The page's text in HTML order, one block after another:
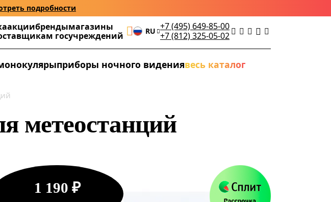
подробности
акциибрендымагазины
госучреждений RU +7 (495) 649-85-00
+7 (812) 325-05-02
приборы ночного видениявесь каталог
метеостанций
1 190 ₽